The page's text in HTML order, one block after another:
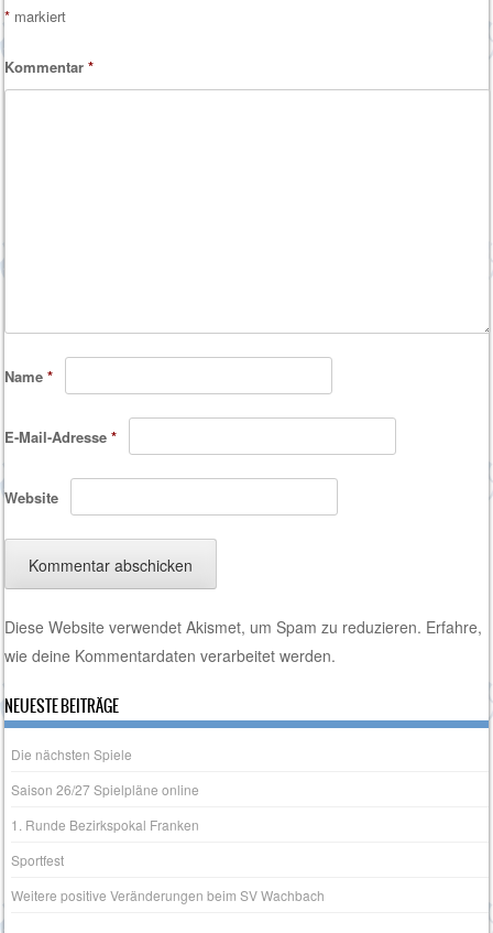
* markiert
Kommentar*
Name*
E-Mail-Adresse*
Website
Diese Website verwendet Akismet, um Spam zu reduzieren. Erfahre,
wie deine Kommentardaten verarbeitet werden.
NEUESTE BEITRÄGE
Die nächsten Spiele
Saison 26/27 Spielpläne online
1. Runde Bezirkspokal Franken
Sportfest
Weitere positive Veränderungen beim SV Wachbach